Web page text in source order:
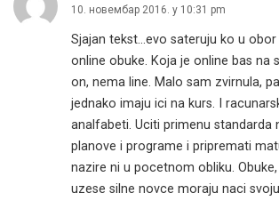
10. новембар 2016. у 10:31 pm
Sjajan tekst…evo sateruju ko u
online obuke. Koja je online bas na
on, nema line. Malo sam zvirnula,
jednako imaju ici na kurs. I
analfabeti. Uciti primenu standarda
planove i programe i pripremati
nazire ni u pocetnom obliku.
uzese silne novce moraju naci